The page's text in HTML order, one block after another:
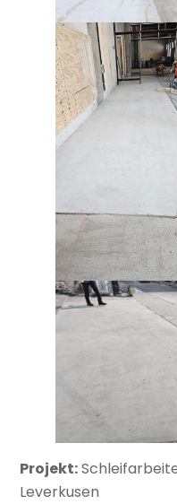
Projekt:
Leverkusen